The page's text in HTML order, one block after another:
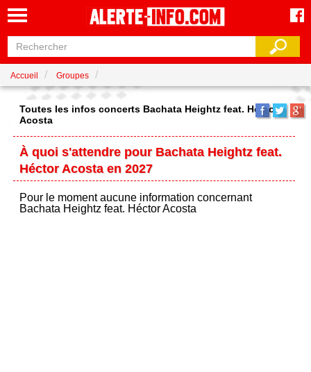
Accueil Groupes
Toutes les infos concerts Bachata Heightz feat. Héctor
Acosta
À quoi s'attendre pour Bachata Heightz feat.
Héctor Acosta en 2027
Pour le moment aucune information concernant
Bachata Heightz feat. Héctor Acosta